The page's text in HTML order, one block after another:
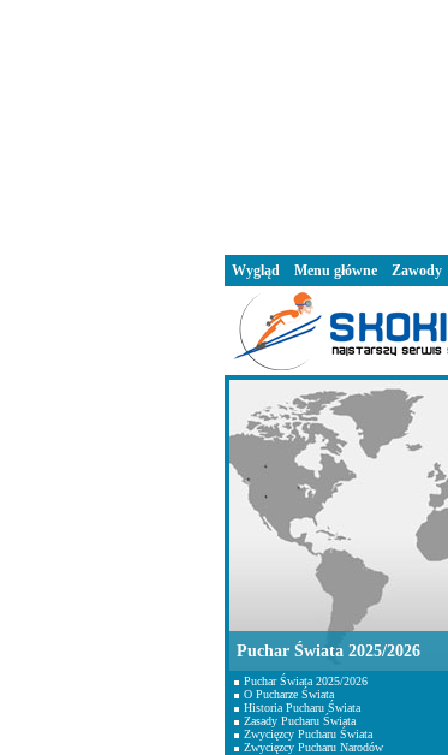
Puchar Świata 2025/2026
Puchar Świata 2025/2026
O Pucharze Świata
Historia Pucharu Świata
Zasady Pucharu Świata
Zwycięzcy Pucharu Świata
Zwycięzcy Pucharu Narodów
Wygląd Menu główne Zawody